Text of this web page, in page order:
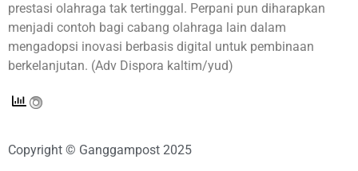
prestasi olahraga tak tertinggal. Perpani pun diharapkan
menjadi contoh bagi cabang olahraga lain dalam
mengadopsi inovasi berbasis digital untuk pembinaan
berkelanjutan. (Adv Dispora kaltim/yud)
Copyright © Ganggampost 2025